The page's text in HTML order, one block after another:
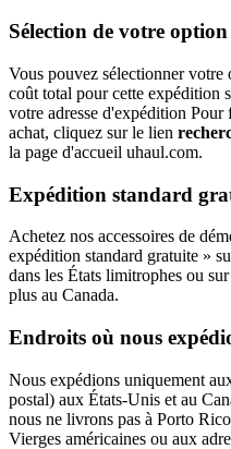
Sélection de votre
Vous pouvez sélectionner
coût total pour cette expédition
votre adresse d'expédition
achat, cliquez sur le lien
la page d'accueil uhaul.com.
Expédition standard
Achetez nos accessoires de
expédition standard gratuite »
dans les États limitrophes ou
plus au Canada.
Endroits où nous
Nous expédions uniquement
postal) aux États-Unis et au
nous ne livrons pas à Porto
Vierges américaines ou aux